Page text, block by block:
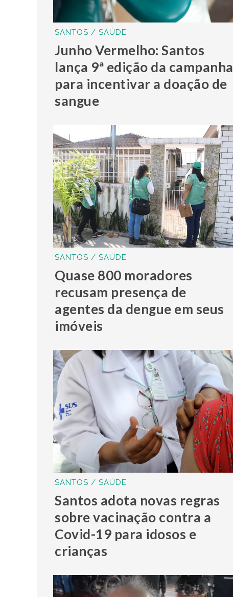
SANTOS / SAÚDE
Junho Vermelho: Santos
lança 9ª edição da campanha
para incentivar a doação de
sangue
SANTOS / SAÚDE
Quase 800 moradores
recusam presença de
agentes da dengue em seus
imóveis
SANTOS / SAÚDE
Santos adota novas regras
sobre vacinação contra a
Covid-19 para idosos e
crianças